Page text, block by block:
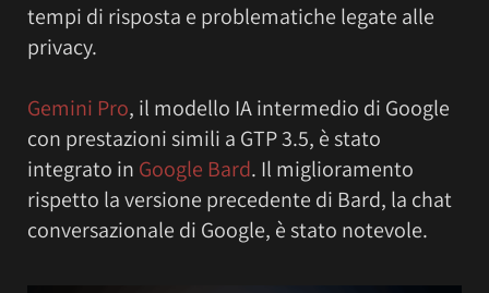
tempi di risposta e problematiche legate alle
privacy.
Gemini Pro, il modello IA intermedio di Google
con prestazioni simili a GTP 3.5, è stato
integrato in Google Bard. Il miglioramento
rispetto la versione precedente di Bard, la chat
conversazionale di Google, è stato notevole.